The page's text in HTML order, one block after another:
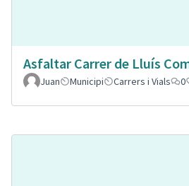
Asfaltar Carrer de Lluís
Juan
Municipi Carrers i Vials 0